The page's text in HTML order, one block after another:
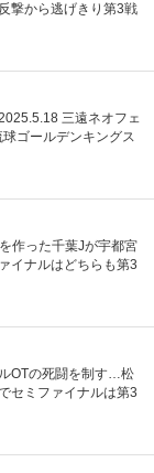
撃から逃げきり第3戦
三遠ネオフェ
ゴールデンキングス
作った千葉Jが宇都宮
イナルはどちらも第3
OTの死闘を制す…松
セミファイナルは第3